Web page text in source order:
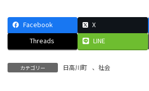
Facebook X
Threads
LINE
カテゴリー 日高川町 、 社会